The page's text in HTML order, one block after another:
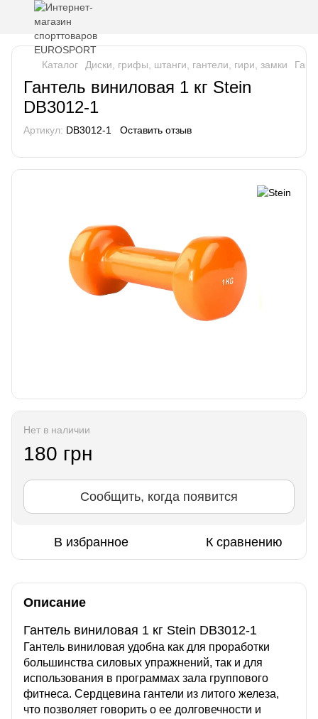
Каталог Диски, грифы, штанги, гантели, гири, замки
Гантель виниловая 1 кг Stein
DB3012-1
Артикул: DB3012-1 Оставить отзыв
Нет в наличии
180 грн
Сообщить, когда появится
В избранное К сравнению
Описание
Гантель виниловая 1 кг Stein DB3012-1
Гантель виниловая удобна как для проработки
большинства силовых упражнений, так и для
использования в программах зала группового
фитнеса. Сердцевина гантели из литого железа,
что позволяет говорить о ее долговечности и